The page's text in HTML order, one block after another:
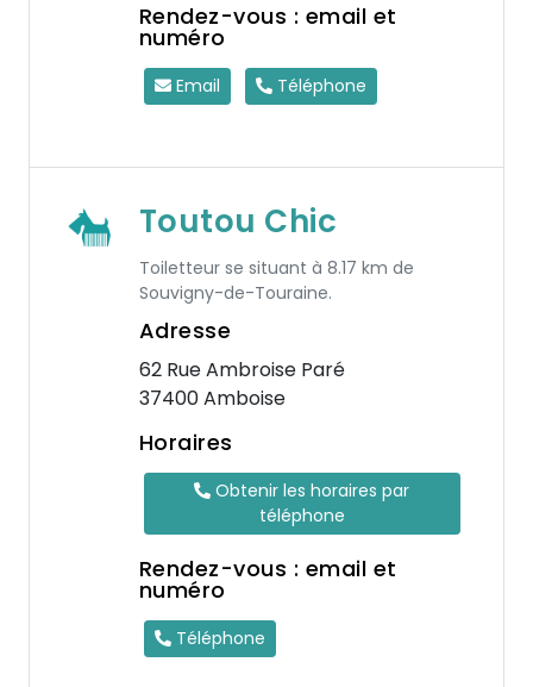
Rendez-vous : email et
numéro
Email Téléphone
Toutou Chic
Toiletteur se situant à 8.17 km de
Souvigny-de-Touraine.
Adresse
62 Rue Ambroise Paré
37400 Amboise
Horaires
Obtenir les horaires par
téléphone
Rendez-vous : email et
numéro
Téléphone